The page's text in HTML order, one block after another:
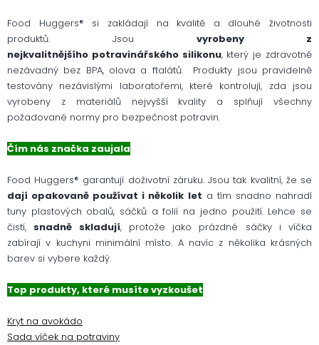
Food Huggers® si zakládají na kvalitě a dlouhé životnosti
produktů. Jsou vyrobeny z
nejkvalitnějšího potravinářského silikonu, který je zdravotně
nezávadný bez BPA, olova a ftalátů. Produkty jsou pravidelně
testovány nezávislými laboratořemi, které kontrolují, zda jsou
vyrobeny z materiálů nejvyšší kvality a splňují všechny
požadované normy pro bezpečnost potravin.
Čím nás značka zaujala
Food Huggers® garantují doživotní záruku. Jsou tak kvalitní, že se
dají opakovaně používat i několik let a tím snadno nahradí
tuny plastových obalů, sáčků a folií na jedno použití. Lehce se
čistí, snadně skladují, protože jako prázdné sáčky i víčka
zabírají v kuchyni minimální místo. A navíc z několika krásných
barev si vybere každý.
Top produkty, které musíte vyzkoušet
Kryt na avokádo
Sada víček na potraviny